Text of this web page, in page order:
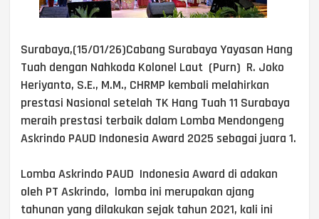
Surabaya,(15/01/26)Cabang Surabaya Yayasan Hang
Tuah dengan Nahkoda Kolonel Laut (Purn) R. Joko
Heriyanto, S.E., M.M., CHRMP kembali melahirkan
prestasi Nasional setelah TK Hang Tuah 11 Surabaya
meraih prestasi terbaik dalam Lomba Mendongeng
Askrindo PAUD Indonesia Award 2025 sebagai juara 1.
Lomba Askrindo PAUD Indonesia Award di adakan
oleh PT Askrindo, lomba ini merupakan ajang
tahunan yang dilakukan sejak tahun 2021, kali ini